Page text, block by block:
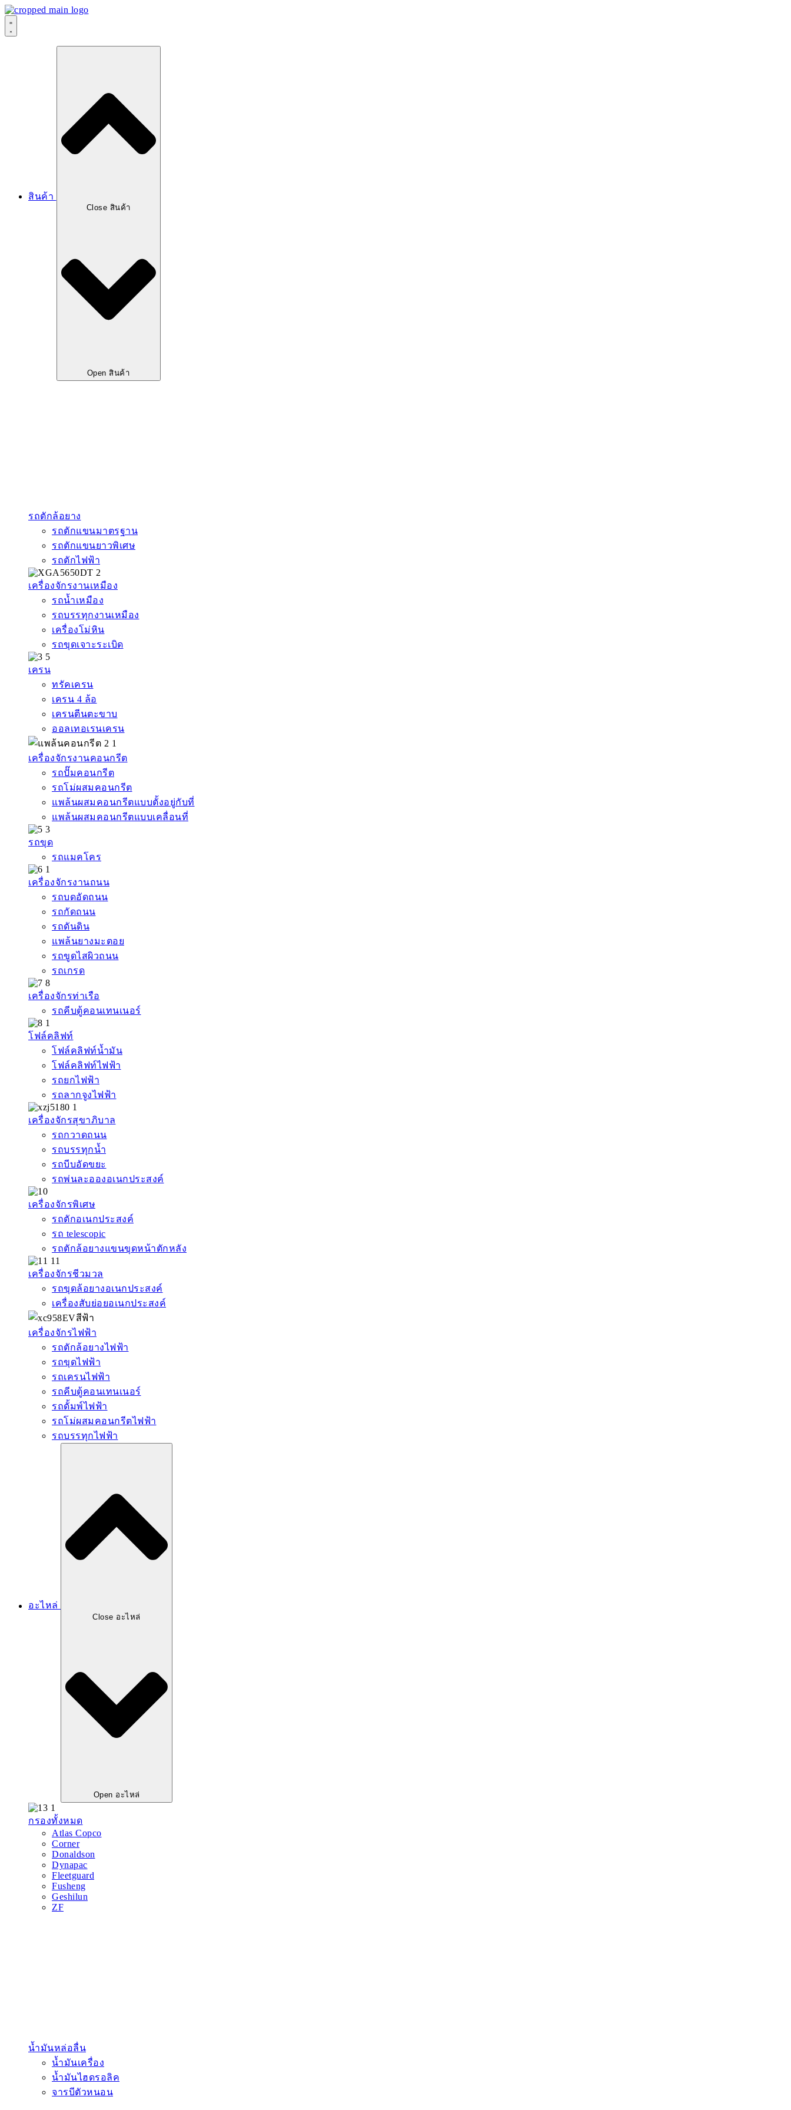
Skip
to
content
สินค้า
Close สินค้า
Open สินค้า
รถตักล้อยาง
รถตักแขนมาตรฐาน
รถตักแขนยาวพิเศษ
รถตักไฟฟ้า
เครื่องจักรงานเหมือง
รถน้ำเหมือง
รถบรรทุกงานเหมือง
เครื่องโม่หิน
รถขุดเจาะระเบิด
เครน
ทรัคเครน
เครน 4 ล้อ
เครนตีนตะขาบ
ออลเทอเรนเครน
เครื่องจักรงานคอนกรีต
รถปั๊มคอนกรีต
รถโม่ผสมคอนกรีต
แพล้นผสมคอนกรีตแบบตั้งอยู่กับที่
แพล้นผสมคอนกรีตแบบเคลื่อนที่
รถขุด
รถแมคโคร
เครื่องจักรงานถนน
รถบดอัดถนน
รถกัดถนน
รถดันดิน
แพล้นยางมะตอย
รถขูดไสผิวถนน
รถเกรด
เครื่องจักรท่าเรือ
รถคีบตู้คอนเทนเนอร์
โฟล์คลิฟท์
โฟล์คลิฟท์น้ำมัน
โฟล์คลิฟท์ไฟฟ้า
รถยกไฟฟ้า
รถลากจูงไฟฟ้า
เครื่องจักรสุขาภิบาล
รถกวาดถนน
รถบรรทุกน้ำ
รถบีบอัดขยะ
รถพ่นละอองอเนกประสงค์
เครื่องจักรพิเศษ
รถตักอเนกประสงค์
รถ telescopic
รถตักล้อยางแขนขุดหน้าตักหลัง
เครื่องจักรชีวมวล
รถขุดล้อยางอเนกประสงค์
เครื่องสับย่อยอเนกประสงค์
เครื่องจักรไฟฟ้า
รถตักล้อยางไฟฟ้า
รถขุดไฟฟ้า
รถเครนไฟฟ้า
รถคีบตู้คอนเทนเนอร์
รถดั้มพ์ไฟฟ้า
รถโม่ผสมคอนกรีตไฟฟ้า
รถบรรทุกไฟฟ้า
อะไหล่
Close อะไหล่
Open อะไหล่
กรองทั้งหมด
Atlas Copco
Corner
Donaldson
Dynapac
Fleetguard
Fusheng
Geshilun
ZF
สายพาน
สายพานปั๊มน้ำ
สายพานเครื่อง